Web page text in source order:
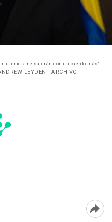
un mes me saldrán con un cuento más"
LEYDEN - ARCHIVO